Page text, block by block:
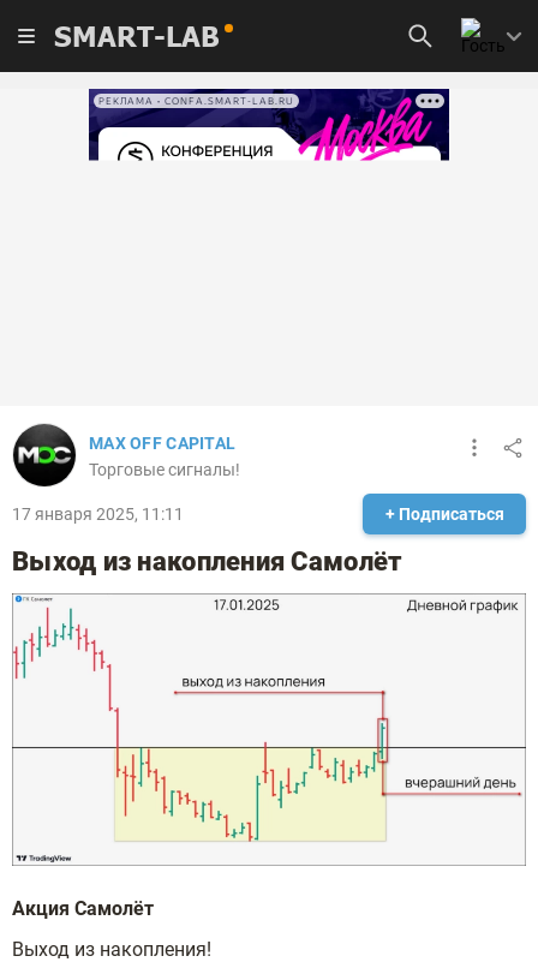
SMART-LAB
РЕКЛАМА • CONFA.SMART-LAB.RU
MAX OFF CAPITAL
Торговые сигналы!
17 января 2025, 11:11 + Подписаться
Выход из накопления Самолёт
Акция Самолёт
Выход из накопления!